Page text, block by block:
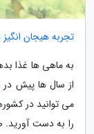
تجربه هیجان
به ماهی ها غذا
از سال ها پیش
می توانید در
را به دست